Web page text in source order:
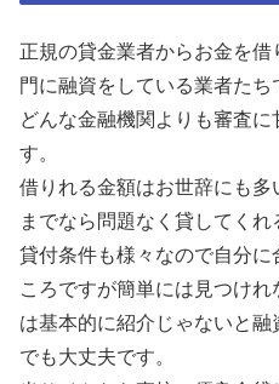
正規の貸金業者からお金を
門に融資をしている業者たち
どんな金融機関よりも審査
す。
借りれる金額はお世辞にも多
までなら問題なく貸してくれ
貸付条件も様々なので自分
ころですが簡単には見つけ
は基本的に紹介じゃないと融
でも大丈夫です。